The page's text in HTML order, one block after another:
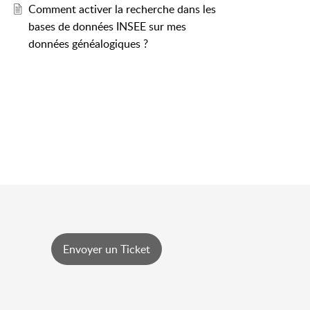
Comment activer la recherche dans les
bases de données INSEE sur mes
données généalogiques ?
Envoyer un Ticket